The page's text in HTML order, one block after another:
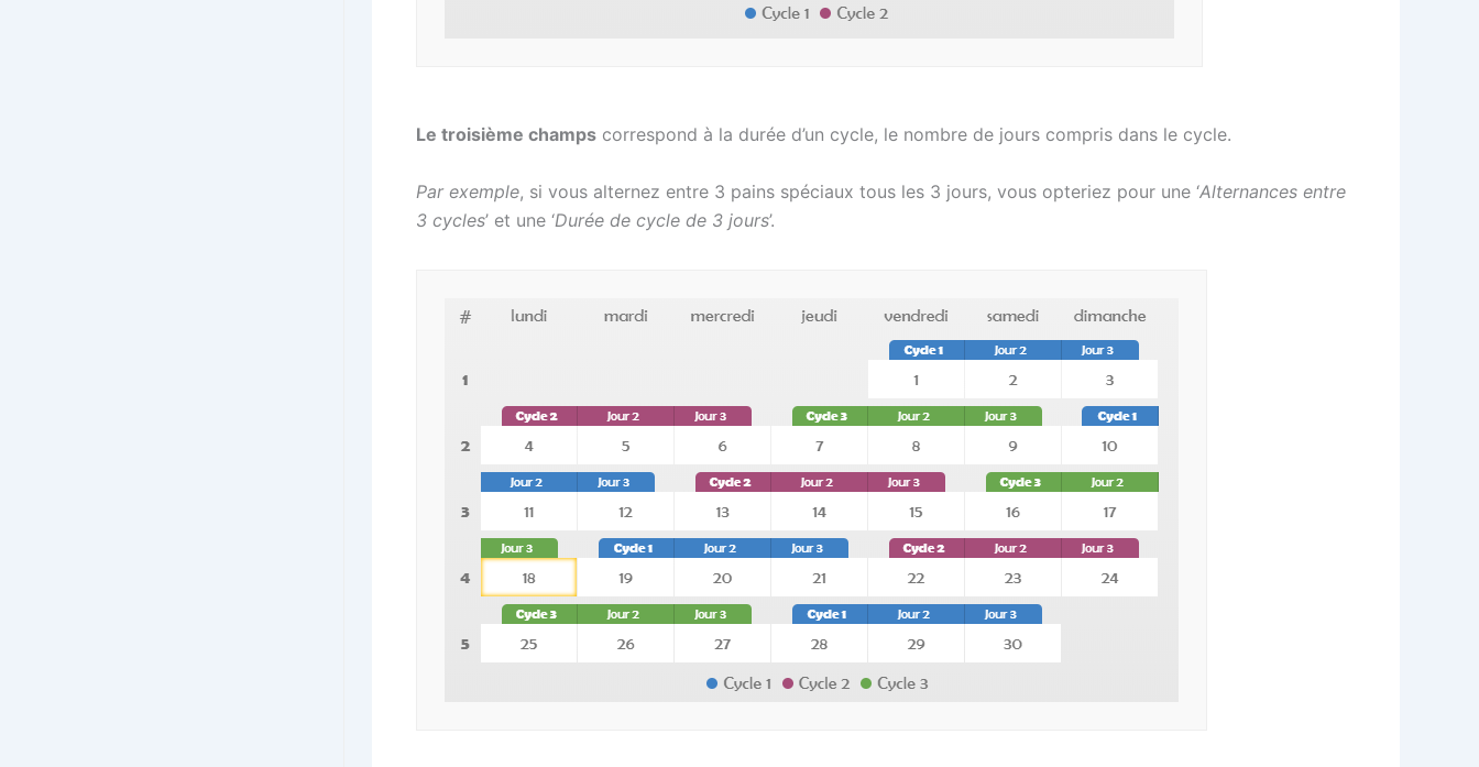
Le troisième champs correspond à la durée d’un cycle, le nombre de jours compris dans le cycle.
Par exemple, si vous alternez entre 3 pains spéciaux tous les 3 jours, vous opteriez pour une ‘Alternances entre
3 cycles’ et une ‘Durée de cycle de 3 jours’.